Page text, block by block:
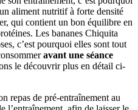
aliment nutritif à forte densité
qui contient un bon équilibre en
Les bananes Chiquita
c’est pourquoi elles sont tout
avant une séance
le découvrir plus en détail ci-
repas de pré-entraînement au